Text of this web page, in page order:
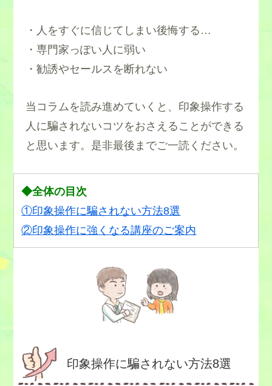
・人をすぐに信じてしまい後悔する…
・専門家っぽい人に弱い
・勧誘やセールスを断れない
当コラムを読み進めていくと、印象操作する
人に騙されないコツをおさえることができる
と思います。是非最後までご一読ください。
◆全体の目次
①印象操作に騙されない方法8選
②印象操作に強くなる講座のご案内
印象操作に騙されない方法8選